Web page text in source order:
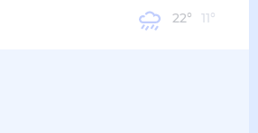
22° 11°